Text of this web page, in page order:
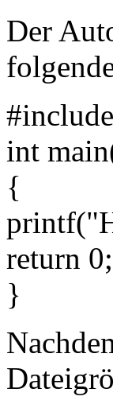
Der
int
{
return 0;
}